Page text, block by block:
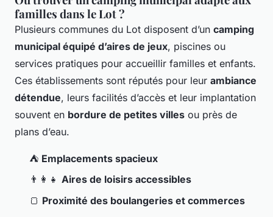
familles dans le Lot ?
Plusieurs communes du Lot disposent d’un camping
municipal équipé d’aires de jeux, piscines ou
services pratiques pour accueillir familles et enfants.
Ces établissements sont réputés pour leur ambiance
détendue, leurs facilités d’accès et leur implantation
souvent en bordure de petites villes ou près de
plans d’eau.
⛺ Emplacements spacieux
👨‍👩‍👧 Aires de loisirs accessibles
🍞 Proximité des boulangeries et commerces